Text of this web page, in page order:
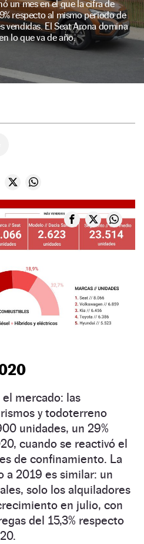
un mes en el que la cifra de
respecto al mismo periodo de
El Seat Arona domina
lo que va de año.
mercado: las
y todoterreno
unidades, un 29%
cuando se reactivó el
de confinamiento. La
a 2019 es similar: un
solo los alquiladores
en julio, con
del 15,3% respecto